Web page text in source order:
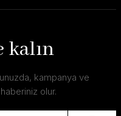
kalın
kampanya ve
olur.